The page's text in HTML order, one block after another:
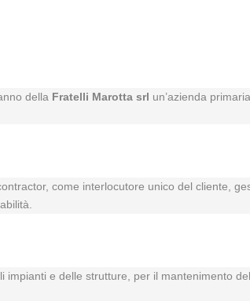
della Fratelli Marotta srl un’azienda
come interlocutore unico del cliente,
e delle strutture, per il mantenimento